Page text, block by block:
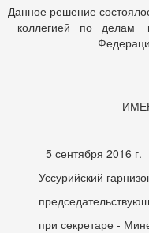
Данное решение
коллегией по делам
5
Уссурийский
при секретаре -